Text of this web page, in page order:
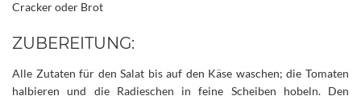
Cracker oder Brot
ZUBEREITUNG:
Alle Zutaten für den Salat bis auf den Käse waschen; die Tomaten
halbieren und die Radieschen in feine Scheiben hobeln. Den